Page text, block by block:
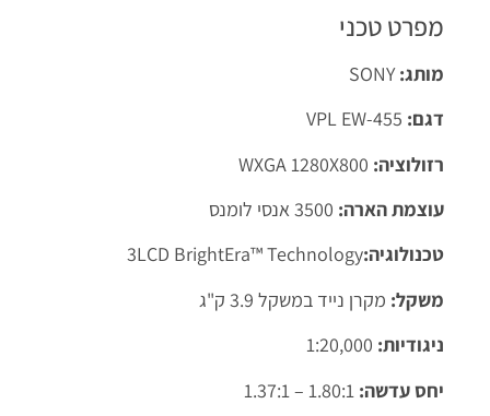
מפרט טכני
מותג:SONY
דגם:
רזולוציה:
עוצמת הארה:
טכנולוגיה:3LCD BrightEra™ Technology
משקל: מקרן נייד במשקל 3.9 ק"ג
ניגודיות:
יחס עדשה:1.80:1 – 1.37:1